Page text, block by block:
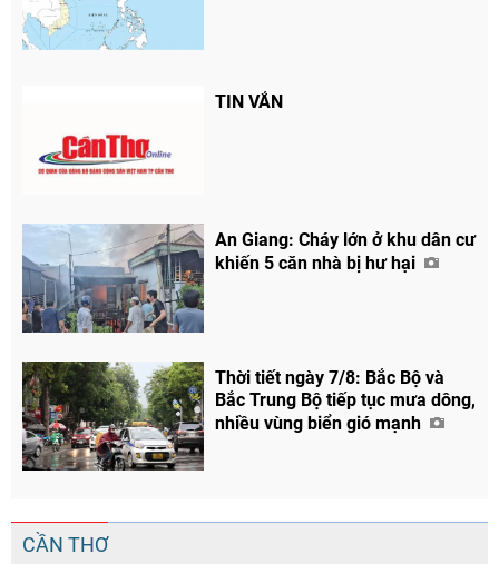
TIN VẮN
An Giang: Cháy lớn ở khu dân cư
khiến 5 căn nhà bị hư hại
Thời tiết ngày 7/8: Bắc Bộ và
Bắc Trung Bộ tiếp tục mưa dông,
nhiều vùng biển gió mạnh
CẦN THƠ